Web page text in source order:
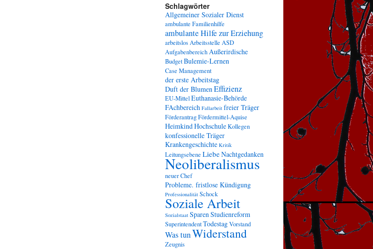
Schlagwörter
Allgemeiner Sozialer Dienst
ambulante Familienhilfe
ambulante Hilfe zur Erziehung
arbeitslosArbeitsstelle ASD
Aufgabenbereich Außerirdische
BudgetBulemie-Lernen
Case Management
der erste Arbeitstag
Duft der Blumen Effizienz
EU-MittelEuthanasie-Behörde
FAchbereich Fallarbeit freier Träger
FörderantragFördermittel-Aquise
Heimkind HochschuleKollegen
konfessionelle Träger
Krankengeschichte Kritik
Leitungsebene LiebeNachtgedanken
Neoliberalismus
neuer Chef
Probleme. fristlose Kündigung
Professionalität Schock
Soziale Arbeit
Sozialstaat Sparen Studienreform
SuperintendentTodestagVorstand
Was tunWiderstand
Zeugnis